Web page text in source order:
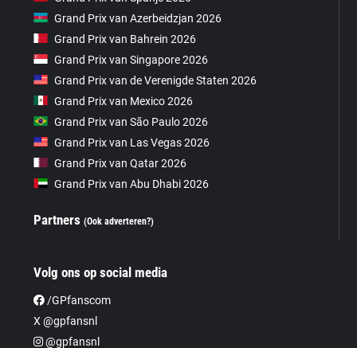
Grand Prix van Azerbeidzjan 2026
Grand Prix van Bahrein 2026
Grand Prix van Singapore 2026
Grand Prix van de Verenigde Staten 2026
Grand Prix van Mexico 2026
Grand Prix van São Paulo 2026
Grand Prix van Las Vegas 2026
Grand Prix van Qatar 2026
Grand Prix van Abu Dhabi 2026
Partners(Ook adverteren?)
Volg ons op social media
/GPfanscom
X @gpfansnl
@gpfansnl